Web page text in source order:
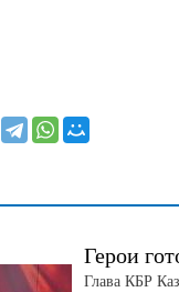
Герои
Глава КБР